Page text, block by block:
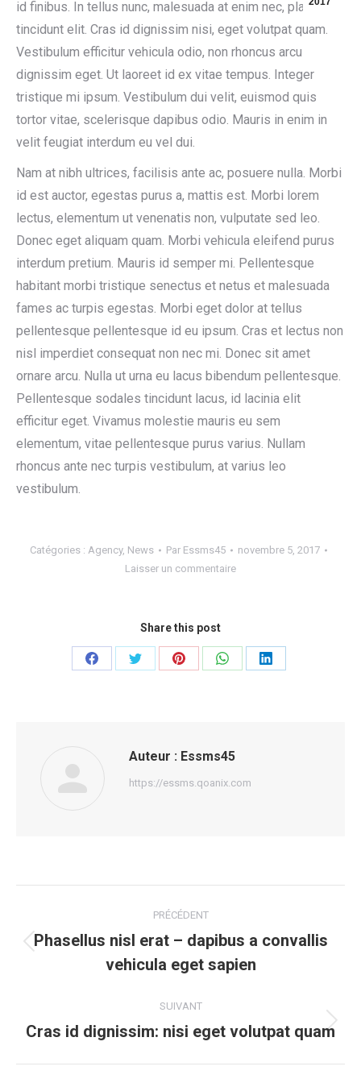
id finibus. In tellus nunc, malesuada at enim nec, placerat
tincidunt elit. Cras id dignissim nisi, eget volutpat quam.
Vestibulum efficitur vehicula odio, non rhoncus arcu
dignissim eget. Ut laoreet id ex vitae tempus. Integer
tristique mi ipsum. Vestibulum dui velit, euismod quis
tortor vitae, scelerisque dapibus odio. Mauris in enim in
velit feugiat interdum eu vel dui.
Nam at nibh ultrices, facilisis ante ac, posuere nulla. Morbi
id est auctor, egestas purus a, mattis est. Morbi lorem
lectus, elementum ut venenatis non, vulputate sed leo.
Donec eget aliquam quam. Morbi vehicula eleifend purus
interdum pretium. Mauris id semper mi. Pellentesque
habitant morbi tristique senectus et netus et malesuada
fames ac turpis egestas. Morbi eget dolor at tellus
pellentesque pellentesque id eu ipsum. Cras et lectus non
nisl imperdiet consequat non nec mi. Donec sit amet
ornare arcu. Nulla ut urna eu lacus bibendum pellentesque.
Pellentesque sodales tincidunt lacus, id lacinia elit
efficitur eget. Vivamus molestie mauris eu sem
elementum, vitae pellentesque purus varius. Nullam
rhoncus ante nec turpis vestibulum, at varius leo
vestibulum.
Catégories : Agency, News Par Essms45
novembre 5, 2017
Laisser un commentaire
Share this post
PartagerPartagerPartagerPartagerPartager
Auteur : Essms45
https://essms.qoanix.com
Navigation
article
PRÉCÉDENT
Article
précédent
Phasellus nisl erat – dapibus a convallis
vehicula eget sapien
SUIVANT
Article
Cras id dignissim: nisi eget volutpat quam